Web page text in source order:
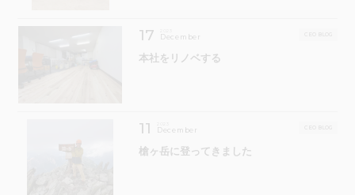
17 December
本社をリノベする
11 December
槍ヶ岳に登ってきました